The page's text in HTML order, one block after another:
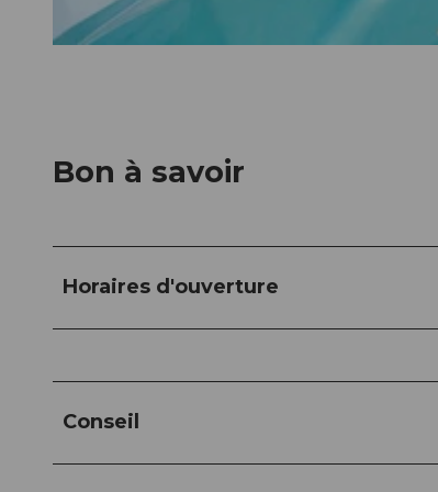
Bon à savoir
Horaires d'ouverture
Conseil